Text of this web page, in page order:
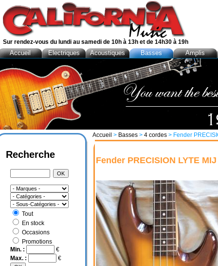
Accueil > Basses > 4 cordes > Fender
Fender PRECISION LYTE
Recherche
Tout
En stock
Occasions
Promotions
Min. :
€
Max. :
€
Sur rendez-vous du lundi au samedi de 10h à 13h et de 14h30 à 19h
Accueil Electriques Acoustiques Basses Amplis